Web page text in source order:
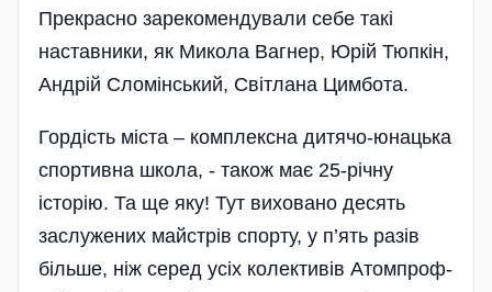
Прекрасно зарекомендували се­бе такі
наставники, як Микола Вагнер, Юрій Тюпкін,
Андрій Сло­мінський, Світлана Цимбота.
Гордість міста – комплексна дитячо-юнацька
спортивна школа, - також має 25-річну
історію. Та ще яку! Тут виховано десять
заслужених майстрів спорту, у п’ять разів
більше, ніж серед­ усіх колективів Атом­проф­-